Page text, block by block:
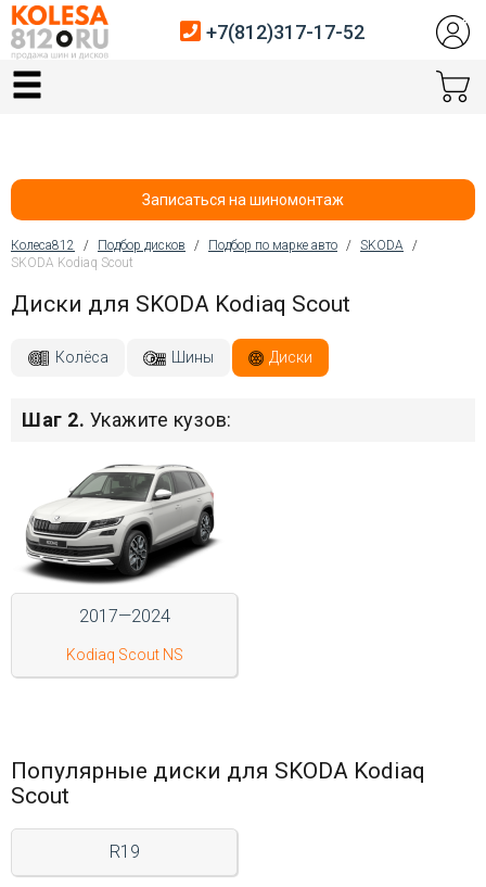
Главная
Автосервис
Покупателям
Контакты
Войти на сайт
+7(812)317-
до
21:00
Вс:
9:00
+7(812)317-17-52
Записаться на шиномонтаж
Вы здесь
Колеса812 / Подбор дисков / Подбор по марке авто / SKODA /
SKODA Kodiaq Scout
Диски для SKODA Kodiaq Scout
Колёса Шины Диски
Шаг 2. Укажите кузов:
2017—2024
Kodiaq Scout NS
Популярные диски для SKODA Kodiaq
Scout
R19